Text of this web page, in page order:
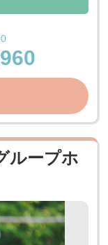
ループホ